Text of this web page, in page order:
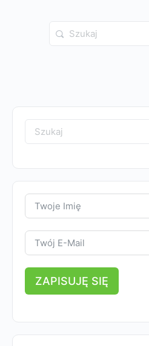
Search
for:
Search
for:
ZAPISUJĘ SIĘ